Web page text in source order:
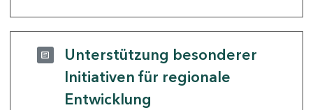
Unterstützung besonderer
Initiativen für regionale
Entwicklung